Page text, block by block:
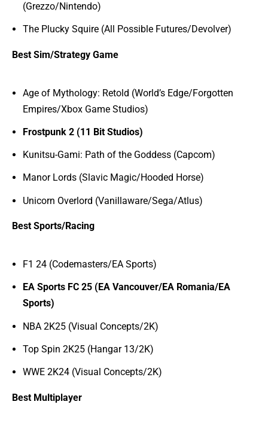
(Grezzo/Nintendo)
The Plucky Squire (All Possible Futures/Devolver)
Best Sim/Strategy Game
Age of Mythology: Retold (World’s Edge/Forgotten
Empires/Xbox Game Studios)
Frostpunk 2 (11 Bit Studios)
Kunitsu-Gami: Path of the Goddess (Capcom)
Manor Lords (Slavic Magic/Hooded Horse)
Unicorn Overlord (Vanillaware/Sega/Atlus)
Best Sports/Racing
F1 24 (Codemasters/EA Sports)
EA Sports FC 25 (EA Vancouver/EA Romania/EA
Sports)
NBA 2K25 (Visual Concepts/2K)
Top Spin 2K25 (Hangar 13/2K)
WWE 2K24 (Visual Concepts/2K)
Best Multiplayer